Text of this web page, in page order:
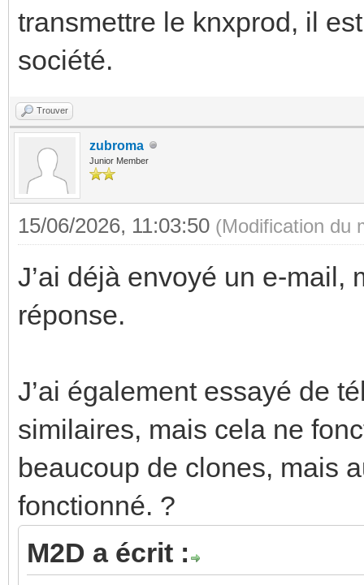
transmettre le knxprod, il
société.
Trouver
zubroma
Junior Member
15/06/2026, 11:03:50 (Modification du
J’ai déjà envoyé un e-mail,
réponse.
J’ai également essayé de
similaires, mais cela ne
beaucoup de clones, mais
fonctionné. ?
M2D a écrit :